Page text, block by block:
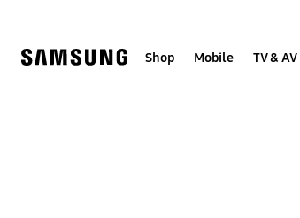
Shop Mobile TV & AV